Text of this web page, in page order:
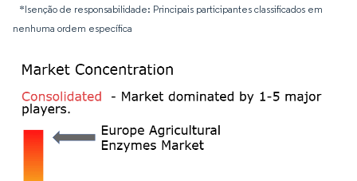
*Isenção de responsabilidade: Principais participantes classificados em
nenhuma ordem específica